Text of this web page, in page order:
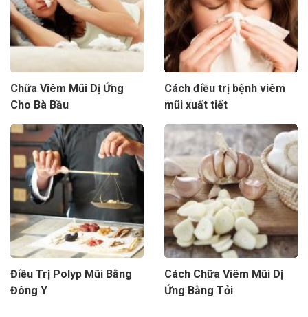
Chữa Viêm Mũi Dị Ứng
Cho Bà Bầu
Cách điều trị bệnh viêm
mũi xuất tiết
Điều Trị Polyp Mũi Bằng
Đông Y
Cách Chữa Viêm Mũi Dị
Ứng Bằng Tỏi